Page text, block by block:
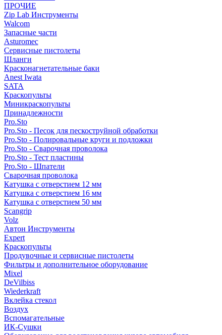
ПРОЧИЕ
Zip Lab Инструменты
Walсom
Запасные части
Asturomec
Сервисные пистолеты
Шланги
Красконагнетательные баки
Anest Iwata
SATA
Краскопульты
Миникраскопульты
Принадлежности
Pro.Sto
Pro.Sto - Песок для пескоструйной обработки
Pro.Sto - Полировальные круги и подложки
Pro.Sto - Сварочная проволока
Pro.Sto - Тест пластины
Pro.Sto - Шпатели
Сварочная проволока
Катушка с отверстием 12 мм
Катушка с отверстием 16 мм
Катушка с отверстием 50 мм
Scangrip
Volz
Автон Инструменты
Expert
Краскопульты
Продувочные и сервисные пистолеты
Фильтры и дополнительное оборудование
Mixel
DeVilbiss
Wiederkraft
Вклейка стекол
Воздух
Вспомагательные
ИК-Сушки